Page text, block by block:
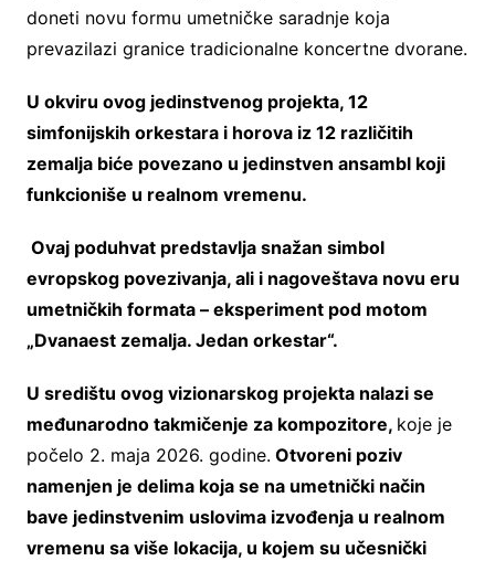
doneti novu formu umetničke saradnje koja
prevazilazi granice tradicionalne koncertne dvorane.
U okviru ovog jedinstvenog projekta, 12
simfonijskih orkestara i horova iz 12 različitih
zemalja biće povezano u jedinstven ansambl koji
funkcioniše u realnom vremenu.
Ovaj poduhvat predstavlja snažan simbol
evropskog povezivanja, ali i nagoveštava novu eru
umetničkih formata – eksperiment pod motom
„Dvanaest zemalja. Jedan orkestar“.
U središtu ovog vizionarskog projekta nalazi se
međunarodno takmičenje za kompozitore, koje je
počelo 2. maja 2026. godine. Otvoreni poziv
namenjen je delima koja se na umetnički način
bave jedinstvenim uslovima izvođenja u realnom
vremenu sa više lokacija, u kojem su učesnički